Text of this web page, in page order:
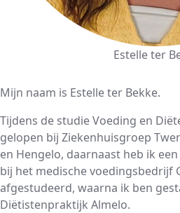
Estelle ter
Mijn naam is Estelle ter Bekke.
Tijdens de studie Voeding en
gelopen bij Ziekenhuisgroep
en Hengelo, daarnaast heb ik
bij het medische voedingsbedrijf
afgestudeerd, waarna ik ben
Diëtistenpraktijk Almelo.